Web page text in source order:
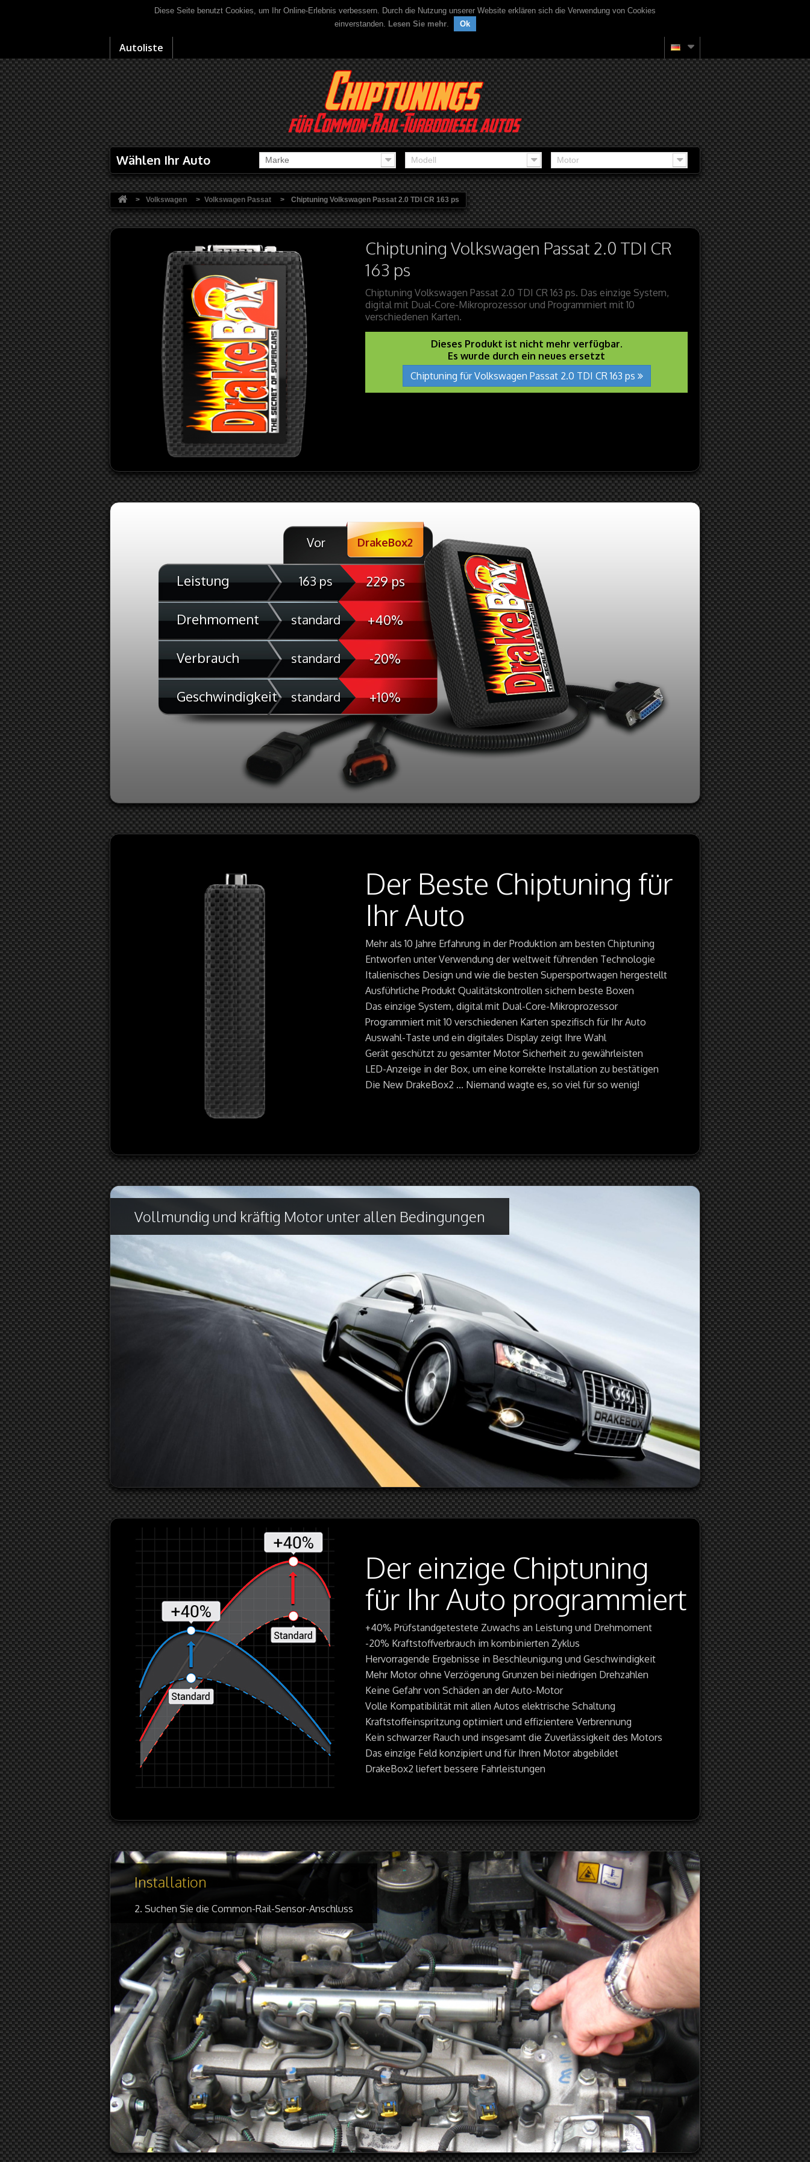
Diese Seite benutzt Cookies, um Ihr Online-Erlebnis verbessern. Durch die Nutzung unserer Website erklären sich die Verwendung von Cookies
einverstanden. Lesen Sie mehr. Ok
Autoliste
Wählen Ihr Auto Marke Modell Motor
> Volkswagen > Volkswagen Passat > Chiptuning Volkswagen Passat 2.0 TDI CR 163 ps
Chiptuning Volkswagen Passat 2.0 TDI CR
163 ps
Chiptuning Volkswagen Passat 2.0 TDI CR 163 ps. Das einzige System,
digital mit Dual-Core-Mikroprozessor und Programmiert mit 10
verschiedenen Karten.
Dieses Produkt ist nicht mehr verfügbar.
Es wurde durch ein neues ersetzt
Chiptuning für Volkswagen Passat 2.0 TDI CR 163 ps
Leistung
Drehmoment
Verbrauch
Geschwindigkeit
Vor
163 ps
standard
standard
standard
DrakeBox2
229 ps
+40%
-20%
+10%
Der Beste Chiptuning für
Ihr Auto
Mehr als 10 Jahre Erfahrung in der Produktion am besten Chiptuning
Entworfen unter Verwendung der weltweit führenden Technologie
Italienisches Design und wie die besten Supersportwagen hergestellt
Ausführliche Produkt Qualitätskontrollen sichern beste Boxen
Das einzige System, digital mit Dual-Core-Mikroprozessor
Programmiert mit 10 verschiedenen Karten spezifisch für Ihr Auto
Auswahl-Taste und ein digitales Display zeigt Ihre Wahl
Gerät geschützt zu gesamter Motor Sicherheit zu gewährleisten
LED-Anzeige in der Box, um eine korrekte Installation zu bestätigen
Die New DrakeBox2 ... Niemand wagte es, so viel für so wenig!
Vollmundig und kräftig Motor unter allen Bedingungen
Der einzige Chiptuning
für Ihr Auto programmiert
+40% Prüfstandgetestete Zuwachs an Leistung und Drehmoment
-20% Kraftstoffverbrauch im kombinierten Zyklus
Hervorragende Ergebnisse in Beschleunigung und Geschwindigkeit
Mehr Motor ohne Verzögerung Grunzen bei niedrigen Drehzahlen
Keine Gefahr von Schäden an der Auto-Motor
Volle Kompatibilität mit allen Autos elektrische Schaltung
Kraftstoffeinspritzung optimiert und effizientere Verbrennung
Kein schwarzer Rauch und insgesamt die Zuverlässigkeit des Motors
Das einzige Feld konzipiert und für Ihren Motor abgebildet
DrakeBox2 liefert bessere Fahrleistungen
Installation
2. Suchen Sie die Common-Rail-Sensor-Anschluss